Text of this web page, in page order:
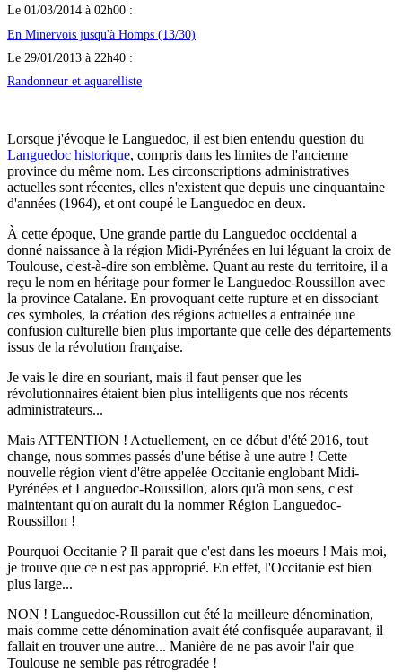
Le 01/03/2014 à 02h00 :
En Minervois jusqu'à Homps (13/30)
Le 29/01/2013 à 22h40 :
Randonneur et aquarelliste
Lorsque j'évoque le Languedoc, il est bien entendu question du
Languedoc historique, compris dans les limites de l'ancienne
province du même nom. Les circonscriptions administratives
actuelles sont récentes, elles n'existent que depuis une cinquantaine
d'années (1964), et ont coupé le Languedoc en deux.
À cette époque, Une grande partie du Languedoc occidental a
donné naissance à la région Midi-Pyrénées en lui léguant la croix de
Toulouse, c'est-à-dire son emblème. Quant au reste du territoire, il a
reçu le nom en héritage pour former le Languedoc-Roussillon avec
la province Catalane. En provoquant cette rupture et en dissociant
ces symboles, la création des régions actuelles a entrainée une
confusion culturelle bien plus importante que celle des départements
issus de la révolution française.
Je vais le dire en souriant, mais il faut penser que les
révolutionnaires étaient bien plus intelligents que nos récents
administrateurs...
Mais ATTENTION ! Actuellement, en ce début d'été 2016, tout
change, nous sommes passés d'une bétise à une autre ! Cette
nouvelle région vient d'être appelée Occitanie englobant Midi-
Pyrénées et Languedoc-Roussillon, alors qu'à mon sens, c'est
maintentant qu'on aurait du la nommer Région Languedoc-
Roussillon !
Pourquoi Occitanie ? Il parait que c'est dans les moeurs ! Mais moi,
je trouve que ce n'est pas approprié. En effet, l'Occitanie est bien
plus large...
NON ! Languedoc-Roussillon eut été la meilleure dénomination,
mais comme cette dénomination avait été confisquée auparavant, il
fallait en trouver une autre... Manière de ne pas avoir l'air que
Toulouse ne semble pas rétrogradée !